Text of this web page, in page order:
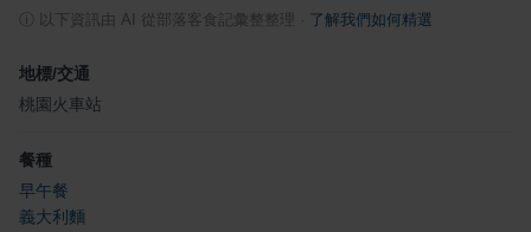
以下資訊由 AI 從部落客食記彙整整理 了解我們如何精選
地標/交通
桃園火車站
餐種
早午餐
義大利麵